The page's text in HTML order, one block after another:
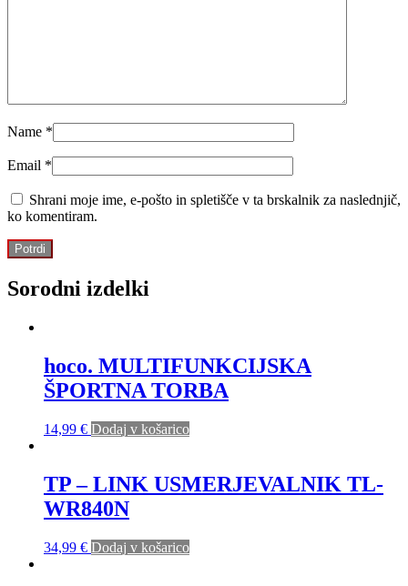
Name *
Email *
Shrani moje ime, e-pošto in spletišče v ta brskalnik za naslednjič,
ko komentiram.
Sorodni izdelki
hoco. MULTIFUNKCIJSKA
ŠPORTNA TORBA
14,99 € Dodaj v košarico
TP – LINK USMERJEVALNIK TL-
WR840N
34,99 € Dodaj v košarico